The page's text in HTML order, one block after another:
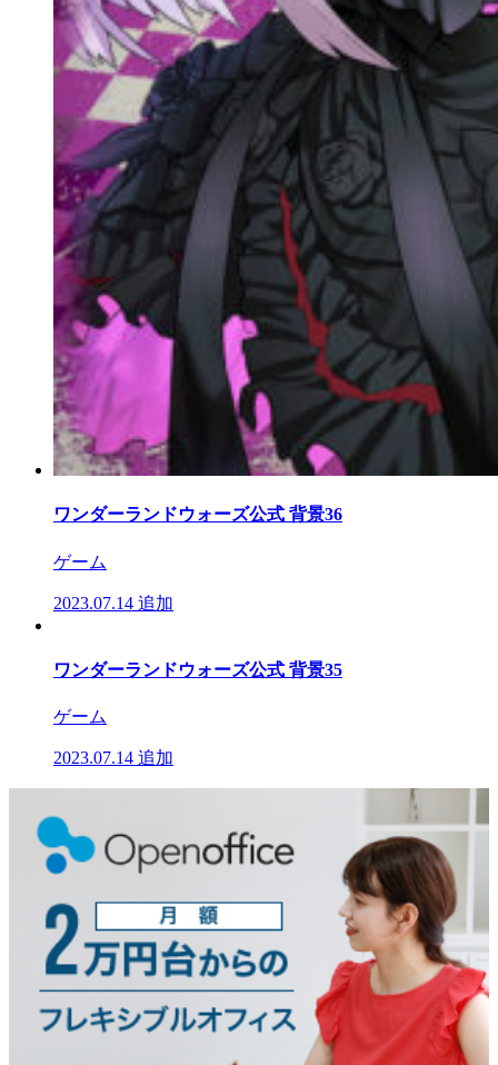
ワンダーランドウォーズ公式 背景36
ゲーム
2023.07.14 追加
ワンダーランドウォーズ公式 背景35
ゲーム
2023.07.14 追加